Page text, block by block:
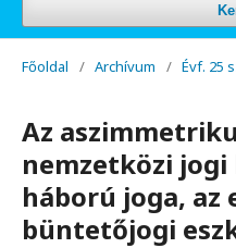
Főoldal / Archívum / Évf. 25
Az
nemzetközi jogi
háború joga, az
büntetőjogi